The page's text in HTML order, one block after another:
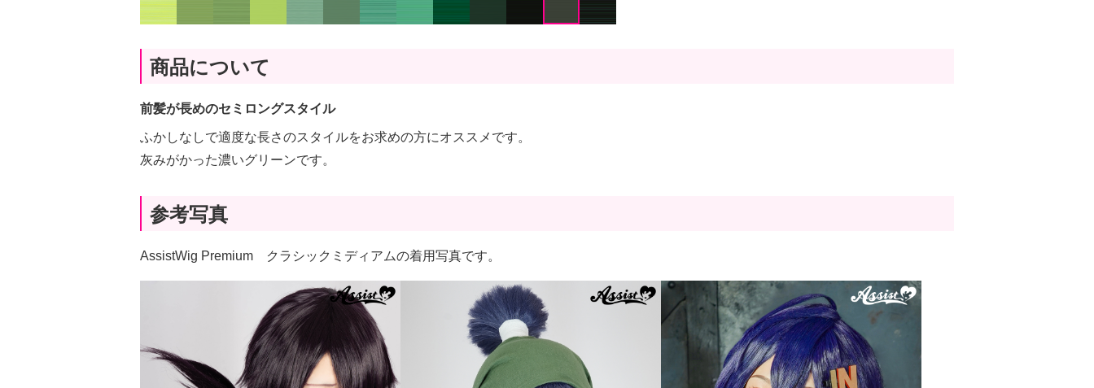
商品について
前髪が長めのセミロングスタイル
ふかしなしで適度な長さのスタイルをお求めの方にオススメです。
灰みがかった濃いグリーンです。
参考写真
AssistWig Premium クラシックミディアムの着用写真です。